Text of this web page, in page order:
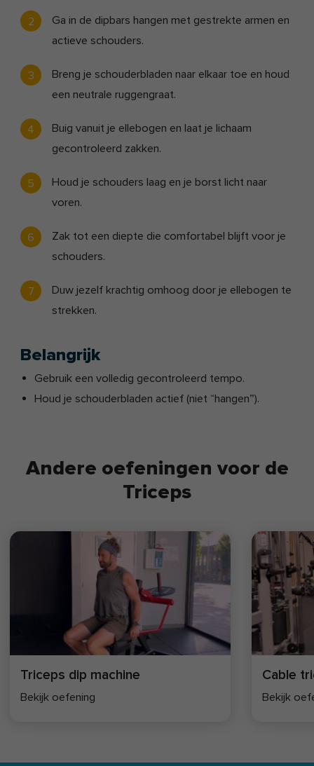
Ga in de dipbars hangen met gestrekte armen en
actieve schouders.
Breng je schouderbladen naar elkaar toe en houd
een neutrale ruggengraat.
Buig vanuit je ellebogen en laat je lichaam
gecontroleerd zakken.
Houd je schouders laag en je borst licht naar
voren.
Zak tot een diepte die comfortabel blijft voor je
schouders.
Duw jezelf krachtig omhoog door je ellebogen te
strekken.
Belangrijk
Gebruik een volledig gecontroleerd tempo.
Houd je schouderbladen actief (niet “hangen”).
Andere oefeningen voor de
Triceps
Triceps dip machine
Bekijk oefening
Cable
Bekijk